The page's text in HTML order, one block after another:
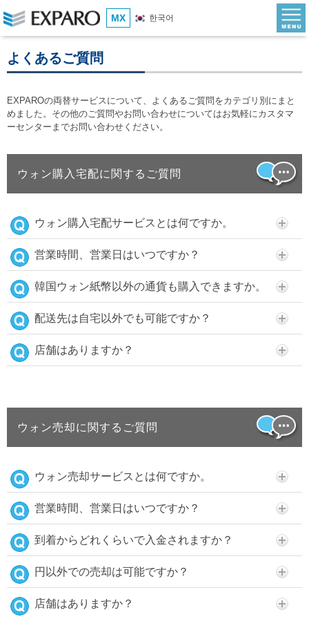
MX 한국어
よくあるご質問
EXPAROの両替サービスについて、よくあるご質問をカテゴリ別にまと
めました。その他のご質問やお問い合わせについてはお気軽にカスタマ
ーセンターまでお問い合わせください。
ウォン購入宅配に関するご質問
ウォン購入宅配サービスとは何ですか。
営業時間、営業日はいつですか？
韓国ウォン紙幣以外の通貨も購入できますか。
配送先は自宅以外でも可能ですか？
店舗はありますか？
ウォン売却に関するご質問
ウォン売却サービスとは何ですか。
営業時間、営業日はいつですか？
到着からどれくらいで入金されますか？
円以外での売却は可能ですか？
店舗はありますか？